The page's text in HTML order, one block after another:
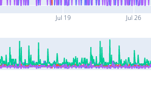
Jul 19 Jul 26